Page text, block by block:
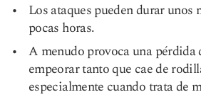
Los ataques pueden durar unos
pocas horas.
A menudo provoca una
empeorar tanto que cae de
especialmente cuando trata de